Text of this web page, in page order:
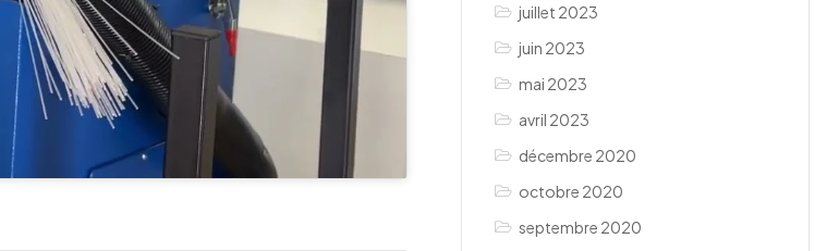
juillet 2023
juin 2023
mai 2023
avril 2023
décembre 2020
octobre 2020
septembre 2020